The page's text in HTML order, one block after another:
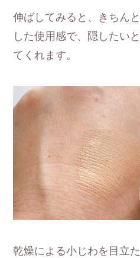
伸ばしてみると、きちん
した使用感で、隠したい
てくれます。
乾燥による小じわを目立